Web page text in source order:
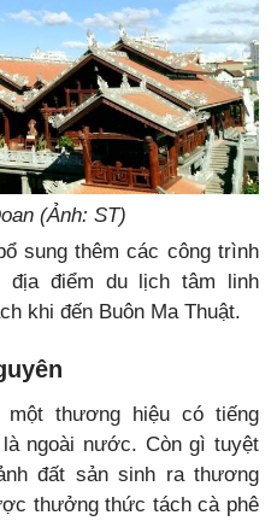
(Ảnh: ST)
sung thêm các công trình
địa điểm du lịch tâm linh
khi đến Buôn Ma Thuật.
một thương hiệu có tiếng
ngoài nước. Còn gì tuyệt
đất sản sinh ra thương
thưởng thức tách cà phê